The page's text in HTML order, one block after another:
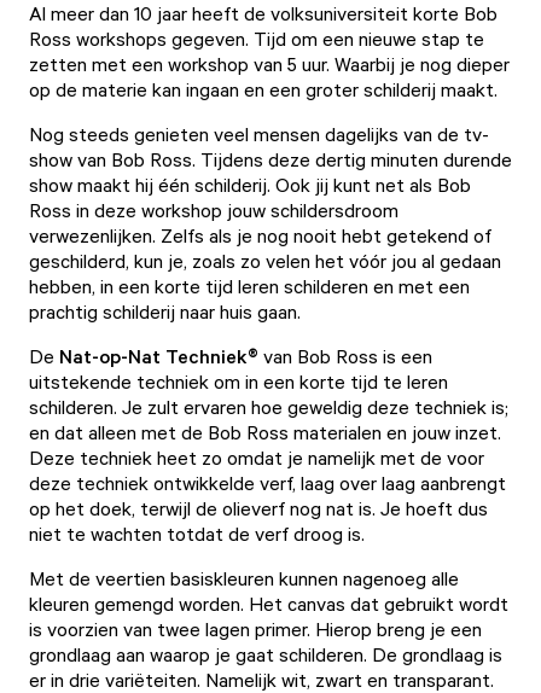
Al meer dan 10 jaar heeft de volksuniversiteit korte Bob
Ross workshops gegeven. Tijd om een nieuwe stap te
zetten met een workshop van 5 uur. Waarbij je nog dieper
op de materie kan ingaan en een groter schilderij maakt.
Nog steeds genieten veel mensen dagelijks van de tv-
show van Bob Ross. Tijdens deze dertig minuten durende
show maakt hij één schilderij. Ook jij kunt net als Bob
Ross in deze workshop jouw schildersdroom
verwezenlijken. Zelfs als je nog nooit hebt getekend of
geschilderd, kun je, zoals zo velen het vóór jou al gedaan
hebben, in een korte tijd leren schilderen en met een
prachtig schilderij naar huis gaan.
De Nat-op-Nat Techniek® van Bob Ross is een
uitstekende techniek om in een korte tijd te leren
schilderen. Je zult ervaren hoe geweldig deze techniek is;
en dat alleen met de Bob Ross materialen en jouw inzet.
Deze techniek heet zo omdat je namelijk met de voor
deze techniek ontwikkelde verf, laag over laag aanbrengt
op het doek, terwijl de olieverf nog nat is. Je hoeft dus
niet te wachten totdat de verf droog is.
Met de veertien basiskleuren kunnen nagenoeg alle
kleuren gemengd worden. Het canvas dat gebruikt wordt
is voorzien van twee lagen primer. Hierop breng je een
grondlaag aan waarop je gaat schilderen. De grondlaag is
er in drie variëteiten. Namelijk wit, zwart en transparant.